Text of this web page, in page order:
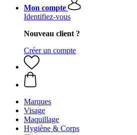
Mon compte
Identifiez-vous
Nouveau client ?
Créer un compte
Marques
Visage
Maquillage
Hygiène & Corps